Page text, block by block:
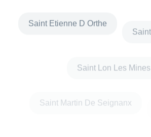
Saint Lon Les Mines
Saint Martin De Seignanx